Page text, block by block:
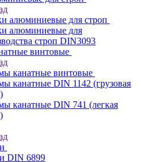
алюминиевые для строп
алюминиевые для
строп DIN3093
винтовые
канатные винтовые
канатные DIN 1142 (грузовая
канатные DIN 741 (легкая
DIN 6899